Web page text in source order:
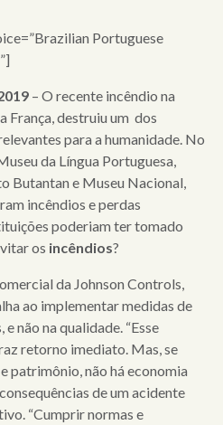
Portuguese
– O recente incêndio na
França, destruiu um dos
para a humanidade. No
da Língua Portuguesa,
Butantan e Museu Nacional,
incêndios e perdas
poderiam ter tomado
os incêndios?
da Johnson Controls,
ao implementar medidas de
não na qualidade. “Esse
retorno imediato. Mas, se
patrimônio, não há economia
de um acidente
“Cumprir normas e